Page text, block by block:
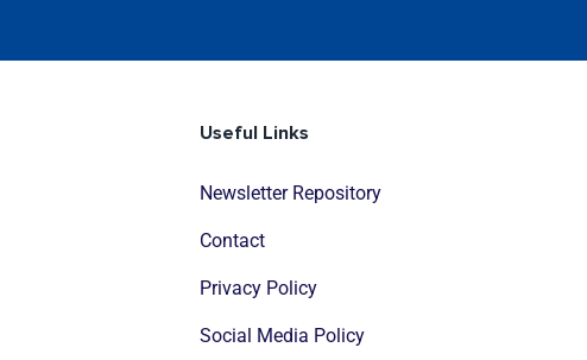
Useful Links
Newsletter Repository
Contact
Privacy Policy
Social Media Policy